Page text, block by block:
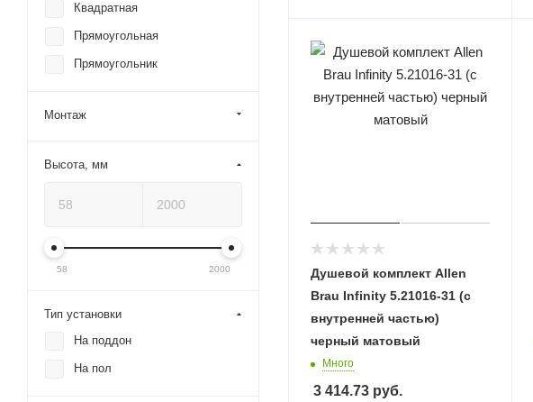
Душевой комплект Allen
Brau Infinity 5.21016-31 (с
внутренней частью)
черный матовый
Много
3 414.73 руб.
Квадратная
Прямоугольная
Прямоугольник
Монтаж
Высота, мм
58 2000
Тип установки
На поддон
На пол